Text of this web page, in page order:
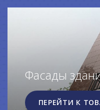
Фасады
ПЕРЕЙТИ К